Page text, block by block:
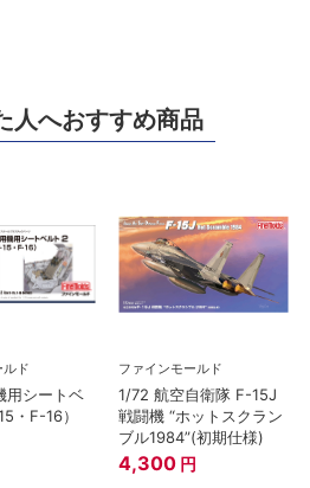
人へおすすめ商品
ルド
用シートベ
・F-16）
ファインモールド
1/72 航空自衛隊 F-15J
戦闘機 “ホットスクラン
ブル1984”(初期仕様)
4,300 円